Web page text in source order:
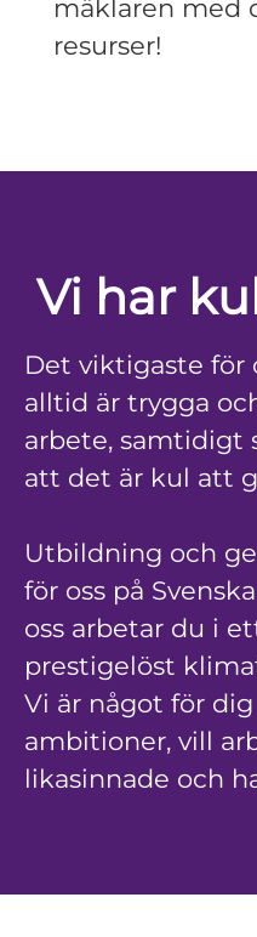
mäklaren med
resurser!
Vi har
Det viktigaste för
alltid är trygga
arbete, samtidigt
att det är kul att
Utbildning och
för oss på
oss arbetar du i
prestigelöst
Vi är något för
ambitioner, vill
likasinnade och